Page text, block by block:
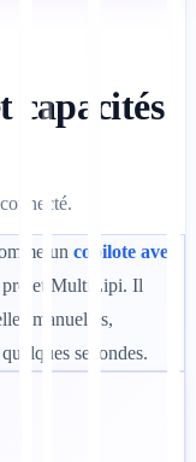
capacités
un copilote avec
projet MultiLipi. Il
manuelles,
secondes.